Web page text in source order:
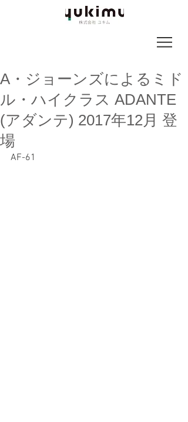
A・ジョーンズによるミド
ル・ハイクラス ADANTE
(アダンテ) 2017年12月 登
場
AF-61